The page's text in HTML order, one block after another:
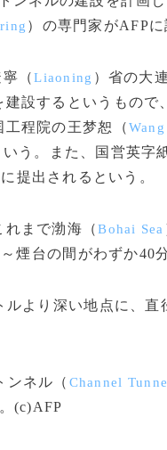
）の専門家がAFPに
（Liaoning ）省の大
設するというもので
程院の王梦恕（
う。また、国営英字
提出されるという。
まで渤海（Bohai Sea
煙台の間がわずか40
より深い地点に、直
ンネル（ Channel
(c)AFP